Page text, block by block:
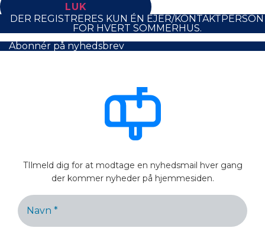
LUK
DER REGISTRERES KUN ÉN EJER/KONTAKTPERSON
FOR HVERT SOMMERHUS.
Abonnér på nyhedsbrev
TIlmeld dig for at modtage en nyhedsmail hver gang
der kommer nyheder på hjemmesiden.